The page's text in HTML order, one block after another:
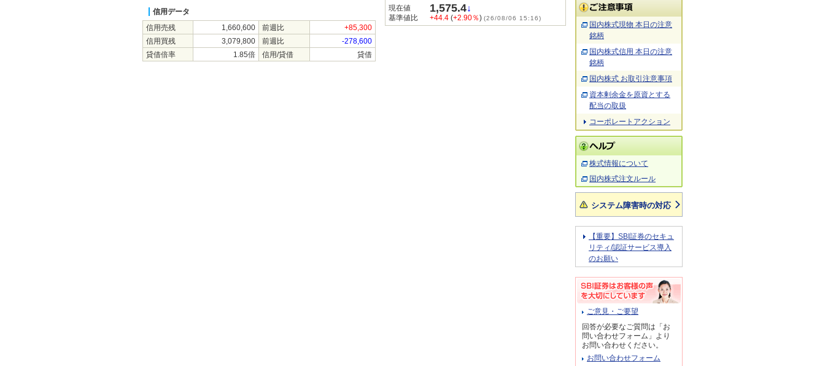
信用データ
信用売残
1,660,600 前週比
+85,300
信用買残
3,079,800 前週比
-278,600
貸借倍率
1.85倍 信用/貸借 貸借
現在値
1,575.4↓
基準値比 +44.4 (+2.90％) (26/08/06 15:16)
国内株式現物 本日の注意
銘柄
国内株式信用 本日の注意
銘柄
国内株式 お取引注意事項
資本剰余金を原資とする
配当の取扱
コーポレートアクション
株式情報について
国内株式注文ルール
システム障害時の対応
【重要】SBI証券のセキュ
リティ/認証サービス導入
のお願い
ご意見・ご要望
回答が必要なご質問は「お
問い合わせフォーム」より
お問い合わせください。
お問い合わせフォーム